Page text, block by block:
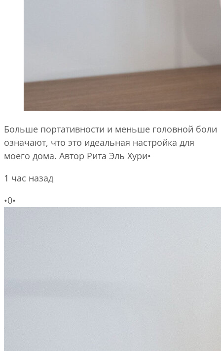
Больше портативности и меньше головной боли
означают, что это идеальная настройка для
моего дома. Автор Рита Эль Хури•
1 час назад
•0•